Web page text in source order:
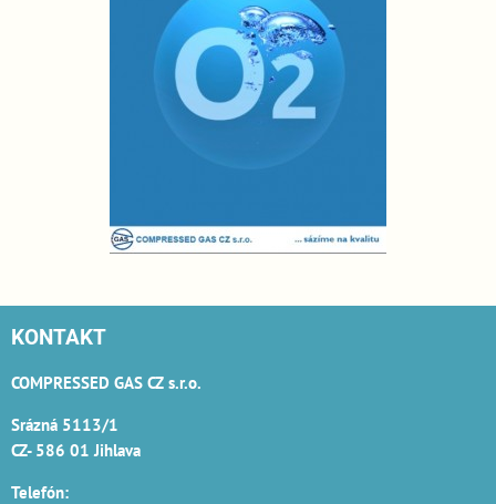
KONTAKT
COMPRESSED GAS CZ s.r.o.
Srázná 5113/1
CZ- 586 01 Jihlava
Telefón: